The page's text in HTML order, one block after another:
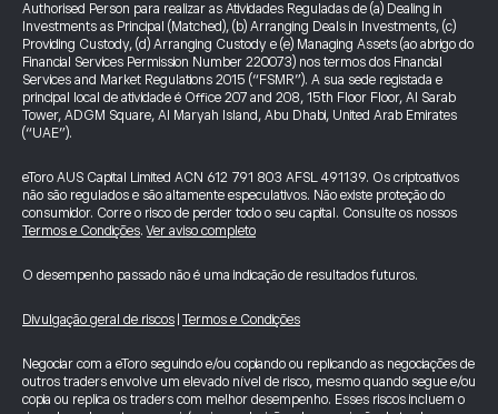
Authorised Person para realizar as Atividades Reguladas de (a) Dealing in
Investments as Principal (Matched), (b) Arranging Deals in Investments, (c)
Providing Custody, (d) Arranging Custody e (e) Managing Assets (ao abrigo do
Financial Services Permission Number 220073) nos termos dos Financial
Services and Market Regulations 2015 (“FSMR”). A sua sede registada e
principal local de atividade é Office 207 and 208, 15th Floor Floor, Al Sarab
Tower, ADGM Square, Al Maryah Island, Abu Dhabi, United Arab Emirates
(“UAE”).
eToro AUS Capital Limited ACN 612 791 803 AFSL 491139. Os criptoativos
não são regulados e são altamente especulativos. Não existe proteção do
consumidor. Corre o risco de perder todo o seu capital. Consulte os nossos
Termos e Condições.Ver aviso completo
O desempenho passado não é uma indicação de resultados futuros.
Divulgação geral de riscos Termos e Condições
Negociar com a eToro seguindo e/ou copiando ou replicando as negociações de
outros traders envolve um elevado nível de risco, mesmo quando segue e/ou
copia ou replica os traders com melhor desempenho. Esses riscos incluem o